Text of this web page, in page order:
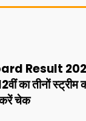
Result
का तीनों स्ट्रीम
चेक